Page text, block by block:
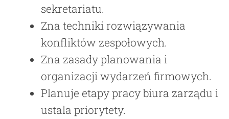
sekretariatu.
Zna techniki rozwiązywania
konfliktów zespołowych.
Zna zasady planowania i
organizacji wydarzeń firmowych.
Planuje etapy pracy biura zarządu i
ustala priorytety.